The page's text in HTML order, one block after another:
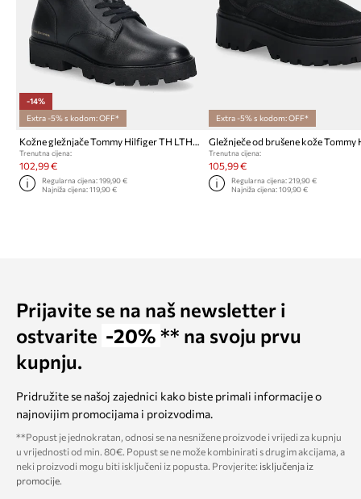
-14%
Extra -5% s kodom: OFF*
Kožne gležnjače Tommy Hilfiger TH LTHR BIKER LACEUP
Trenutna cijena:
102,99 €
Regularna cijena:199,90 €
Najniža cijena:119,90 €
Extra -5% s kodom: OFF*
Trenutna cijena:
105,99 €
Regularna cijena: 219,90 €
Najniža cijena: 109,90 €
Prijavite se na naš newsletter i
ostvarite -20% ** na svoju prvu
kupnju.
Pridružite se našoj zajednici kako biste primali informacije o
najnovijim promocijama i proizvodima.
**Popust je jednokratan, odnosi se na nesnižene proizvode i vrijedi za kupnju
u vrijednosti od min. 80€. Popust se ne može kombinirati s drugim akcijama, a
neki proizvodi mogu biti isključeni iz popusta. Provjerite: isključenja iz
promocije.